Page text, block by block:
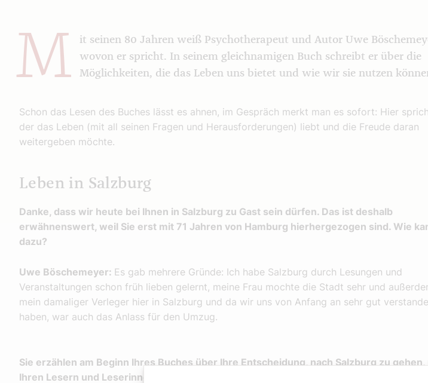
M
it seinen 80 Jahren weiß Psychotherapeut und Autor Uwe
wovon er spricht. In seinem gleichnamigen Buch schreibt er über die
Möglichkeiten, die das Leben uns bietet und wie wir sie nutzen
Schon das Lesen des Buches lässt es ahnen, im Gespräch merkt man es sofort: Hier
der das Leben (mit all seinen Fragen und Herausforderungen) liebt und die Freude daran
weitergeben möchte.
Leben in Salzburg
Danke, dass wir heute bei Ihnen in Salzburg zu Gast sein dürfen. Das ist deshalb
erwähnenswert, weil Sie erst mit 71 Jahren von Hamburg hierhergezogen sind. Wie
dazu?
Uwe Böschemeyer: Es gab mehrere Gründe: Ich habe Salzburg durch Lesungen und
Veranstaltungen schon früh lieben gelernt, meine Frau mochte die Stadt sehr und
mein damaliger Verleger hier in Salzburg und da wir uns von Anfang an sehr gut
haben, war auch das Anlass für den Umzug.
Sie erzählen am Beginn Ihres Buches über Ihre Entscheidung, nach Salzburg zu gehen,
Ihren Lesern und Leserinnen Mut zu machen, Wünsche und Träume Wirklichkeit